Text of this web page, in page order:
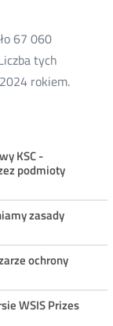
KSC -
podmioty
zasady
ochrony
WSIS Prizes
67 060
tych
rokiem.